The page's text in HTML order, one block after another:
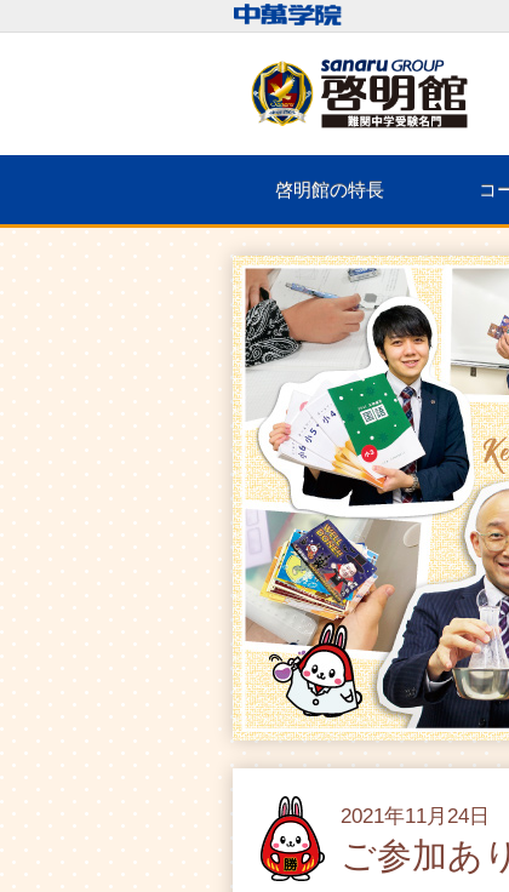
啓明館の特長 コ
2021年11月24日
ご参加あ